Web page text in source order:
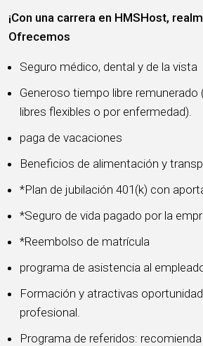
¡Con una carrera en HMSHost,
Ofrecemos
Seguro médico, dental y de la vista
Generoso tiempo libre remunerado
libres flexibles o por enfermedad).
paga de vacaciones
Beneficios de alimentación y
*Plan de jubilación 401(k) con
*Seguro de vida pagado por la
*Reembolso de matrícula
programa de asistencia al
Formación y atractivas
profesional.
Programa de referidos: